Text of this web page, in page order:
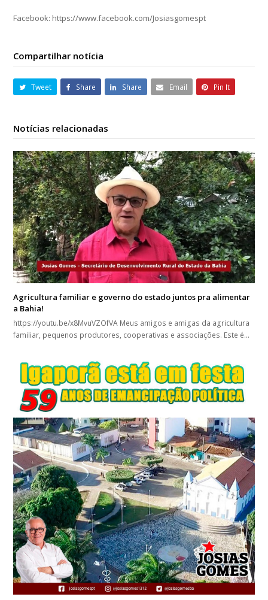
Facebook: https://www.facebook.com/Josiasgomespt
Compartilhar notícia
Tweet Share Share Email Pin It
Notícias relacionadas
Agricultura familiar e governo do estado juntos pra alimentar
a Bahia!
https://youtu.be/x8MvuVZOfVA Meus amigos e amigas da agricultura
familiar, pequenos produtores, cooperativas e associações. Este é…